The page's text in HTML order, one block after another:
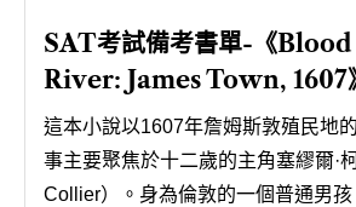
SAT考試備考書單-《
River: James Town, 1607
這本小說以1607年詹姆斯敦殖民地
事主要聚焦於十二歲的主角塞繆爾·
Collier）。身為倫敦的一個普通男